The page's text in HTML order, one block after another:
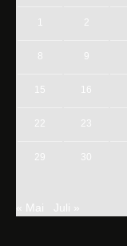
1 2
8 9
15 16
22 23
29 30
« Mai Juli »